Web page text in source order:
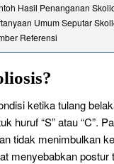
Hasil Penanganan
Umum Seputar
Referensi
ketika tulang
huruf “S” atau “C”.
tidak menimbulkan
menyebabkan